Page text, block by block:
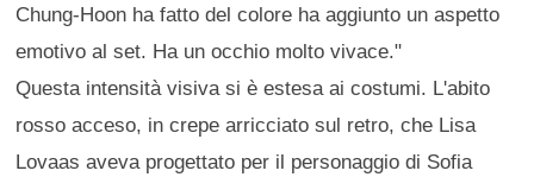
Chung-Hoon ha fatto del colore ha aggiunto un aspetto
emotivo al set. Ha un occhio molto vivace."
Questa intensità visiva si è estesa ai costumi. L'abito
rosso acceso, in crepe arricciato sul retro, che Lisa
Lovaas aveva progettato per il personaggio di Sofia